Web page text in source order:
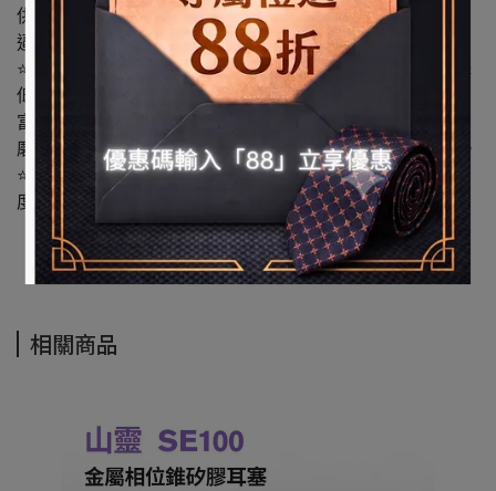
供中性、高透明度的聆聽體驗, 還能再現清晰的聲音層次和
逼真的聲場, 適用於音樂、遊戲、監聽等多種場景。
⭐採用8股獨立絞合的高純度銀箔導體, 銀的高導電率顯著降
低高頻信號衰減與相位失真, 使高頻延伸更自然、細節更豐
富, 聲音順滑通透; 外層以高密度編織護套包裹, 不僅抗拉耐
磨、柔韌耐用, 有效抵禦外部干擾, 保障音頻信號純凈低噪。
⭐採用0.78mm 2pin可換線設計, 方便用戶更換不同材質或長
度的耳機線, 以滿足個性化需求, 同時也便於維護和升級。
相關商品